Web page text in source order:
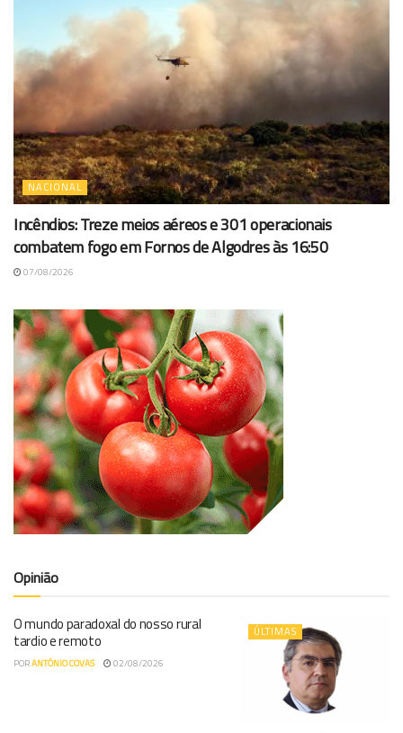
NACIONAL
Incêndios: Treze meios aéreos e 301 operacionais
combatem fogo em Fornos de Algodres às 16:50
07/08/2026
Opinião
ÚLTIMAS
O mundo paradoxal do nosso rural
tardio e remoto
PORANTÓNIO COVAS 02/08/2026